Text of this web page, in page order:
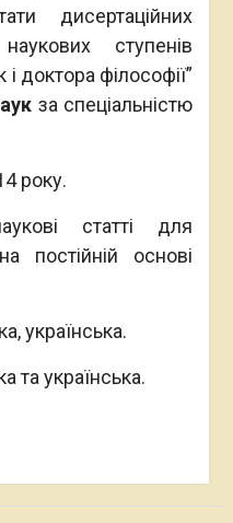
дисертаційних
ступенів
доктора філософії”
за спеціальністю
року.
статті для
постійній основі
українська.
та українська.